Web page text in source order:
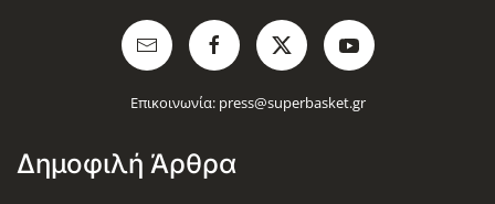
Επικοινωνία: press@superbasket.gr
Δημοφιλή Άρθρα